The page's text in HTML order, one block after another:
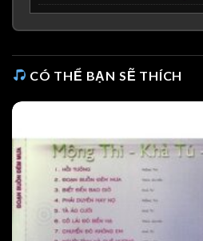
CÓ THỂ BẠN SẼ THÍCH